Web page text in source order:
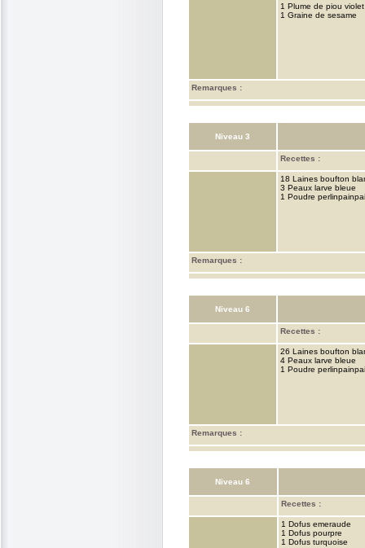
1 Plume de piou violet
1 Graine de sesame
Remarques :
Niveau 3
Recettes :
18 Laines boufton
3 Peaux larve bleue
1 Poudre
Remarques :
Niveau 6
Recettes :
26 Laines boufton
4 Peaux larve bleue
1 Poudre
Remarques :
Niveau 6
Recettes :
1 Dofus emeraude
1 Dofus pourpre
1 Dofus turquoise